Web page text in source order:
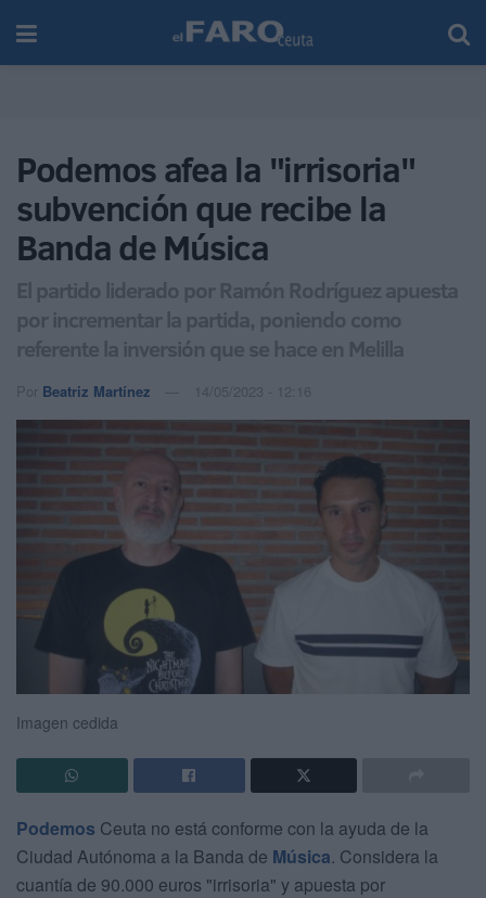
Podemos afea la "irrisoria"
subvención que recibe la
Banda de Música
El partido liderado por Ramón Rodríguez apuesta
por incrementar la partida, poniendo como
referente la inversión que se hace en Melilla
Por Beatriz Martínez 14/05/2023 - 12:16
Imagen cedida
Podemos Ceuta no está conforme con la ayuda de la
Ciudad Autónoma a la Banda de Música. Considera la
cuantía de 90.000 euros "irrisoria" y apuesta por